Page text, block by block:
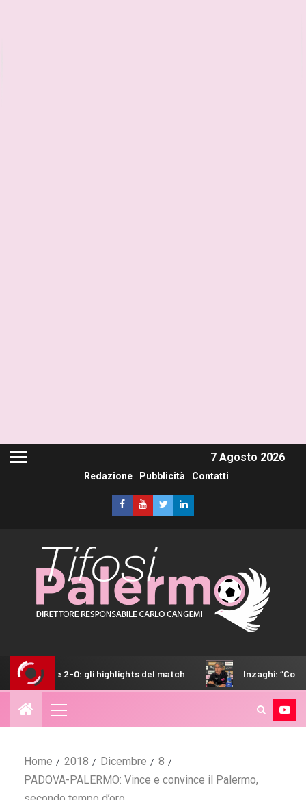
7 Agosto 2026
Redazione Pubblicità Contatti
gli highlights del match Inzaghi: “Contenti di aver vinto,
Home 2018 Dicembre
8
PADOVA-PALERMO: Vince e convince il Palermo,